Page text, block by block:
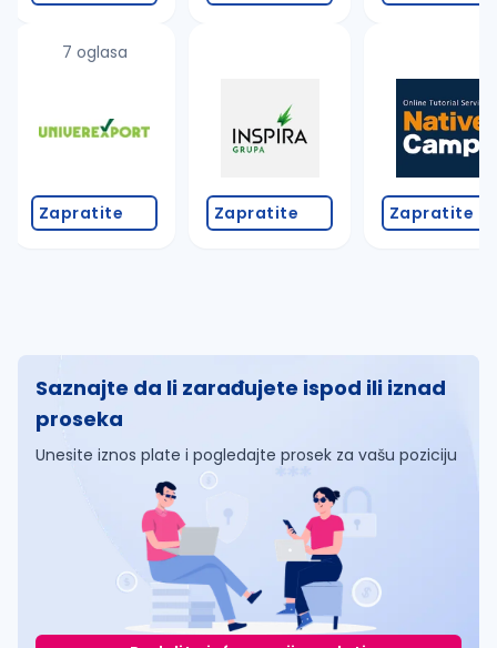
7 oglasa
Zapratite Zapratite Zapratite
Saznajte da li zarađujete ispod ili iznad
proseka
Unesite iznos plate i pogledajte prosek za vašu poziciju